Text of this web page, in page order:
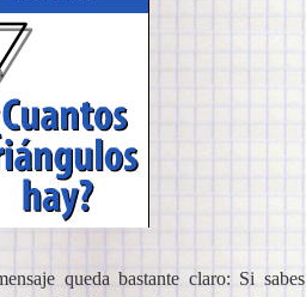
queda bastante claro: Si sabes